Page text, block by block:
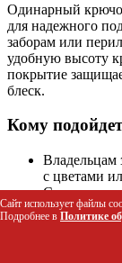
Одинарный
для надежного
заборам или
удобную высоту
покрытие
блеск.
Кому
Владельцам
с цветами
Садоводам
или
Жителям
Сайт использует файлы
Подробнее в Политике